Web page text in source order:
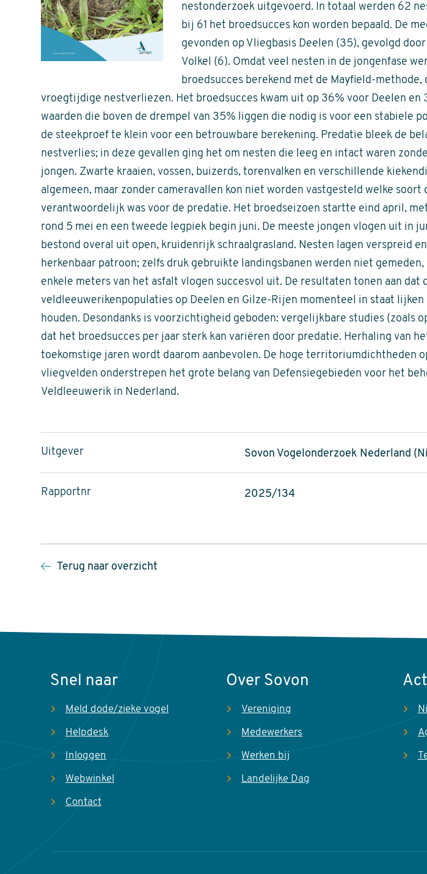
nestonderzoek uitgevoerd. In totaal werden 62
bij 61 het broedsucces kon worden bepaald. De
gevonden op Vliegbasis Deelen (35), gevolgd
Volkel (6). Omdat veel nesten in de jongenfase
broedsucces berekend met de Mayfield-
vroegtijdige nestverliezen. Het broedsucces kwam uit op 36% voor Deelen en
waarden die boven de drempel van 35% liggen die nodig is voor een stabiele
de steekproef te klein voor een betrouwbare berekening. Predatie bleek de
nestverlies; in deze gevallen ging het om nesten die leeg en intact waren
jongen. Zwarte kraaien, vossen, buizerds, torenvalken en verschillende
algemeen, maar zonder cameravallen kon niet worden vastgesteld welke soort
verantwoordelijk was voor de predatie. Het broedseizoen startte eind april,
rond 5 mei en een tweede legpiek begin juni. De meeste jongen vlogen uit in
bestond overal uit open, kruidenrijk schraalgrasland. Nesten lagen verspreid
herkenbaar patroon; zelfs druk gebruikte landingsbanen werden niet
enkele meters van het asfalt vlogen succesvol uit. De resultaten tonen aan dat
veldleeuwerikenpopulaties op Deelen en Gilze-Rijen momenteel in staat
houden. Desondanks is voorzichtigheid geboden: vergelijkbare studies (zoals
dat het broedsucces per jaar sterk kan variëren door predatie. Herhaling van
toekomstige jaren wordt daarom aanbevolen. De hoge territoriumdichtheden
vliegvelden onderstrepen het grote belang van Defensiegebieden voor het
Veldleeuwerik in Nederland.
Uitgever Sovon Vogelonderzoek Nederland
Rapportnr 2025/134
Terug naar overzicht
Snel naar
Meld dode/zieke vogel
Helpdesk
Inloggen
Webwinkel
Contact
Over Sovon
Vereniging
Medewerkers
Werken bij
Landelijke Dag